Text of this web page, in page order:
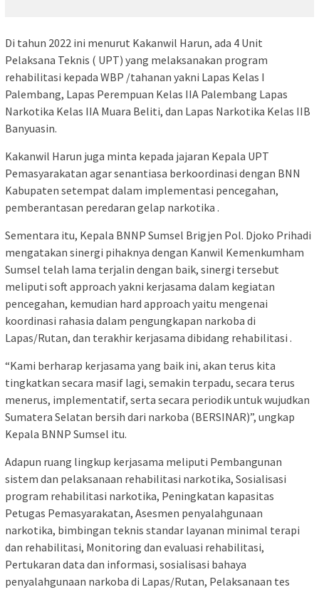
Di tahun 2022 ini menurut Kakanwil Harun, ada 4 Unit
Pelaksana Teknis ( UPT) yang melaksanakan program
rehabilitasi kepada WBP /tahanan yakni Lapas Kelas I
Palembang, Lapas Perempuan Kelas IIA Palembang Lapas
Narkotika Kelas IIA Muara Beliti, dan Lapas Narkotika Kelas IIB
Banyuasin.
Kakanwil Harun juga minta kepada jajaran Kepala UPT
Pemasyarakatan agar senantiasa berkoordinasi dengan BNN
Kabupaten setempat dalam implementasi pencegahan,
pemberantasan peredaran gelap narkotika .
Sementara itu, Kepala BNNP Sumsel Brigjen Pol. Djoko Prihadi
mengatakan sinergi pihaknya dengan Kanwil Kemenkumham
Sumsel telah lama terjalin dengan baik, sinergi tersebut
meliputi soft approach yakni kerjasama dalam kegiatan
pencegahan, kemudian hard approach yaitu mengenai
koordinasi rahasia dalam pengungkapan narkoba di
Lapas/Rutan, dan terakhir kerjasama dibidang rehabilitasi .
“Kami berharap kerjasama yang baik ini, akan terus kita
tingkatkan secara masif lagi, semakin terpadu, secara terus
menerus, implementatif, serta secara periodik untuk wujudkan
Sumatera Selatan bersih dari narkoba (BERSINAR)”, ungkap
Kepala BNNP Sumsel itu.
Adapun ruang lingkup kerjasama meliputi Pembangunan
sistem dan pelaksanaan rehabilitasi narkotika, Sosialisasi
program rehabilitasi narkotika, Peningkatan kapasitas
Petugas Pemasyarakatan, Asesmen penyalahgunaan
narkotika, bimbingan teknis standar layanan minimal terapi
dan rehabilitasi, Monitoring dan evaluasi rehabilitasi,
Pertukaran data dan informasi, sosialisasi bahaya
penyalahgunaan narkoba di Lapas/Rutan, Pelaksanaan tes